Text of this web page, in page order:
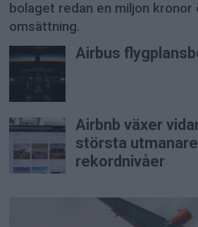
bolaget redan en miljon
omsättning.
Airbus
Airbnb växer
största
rekordnivåer